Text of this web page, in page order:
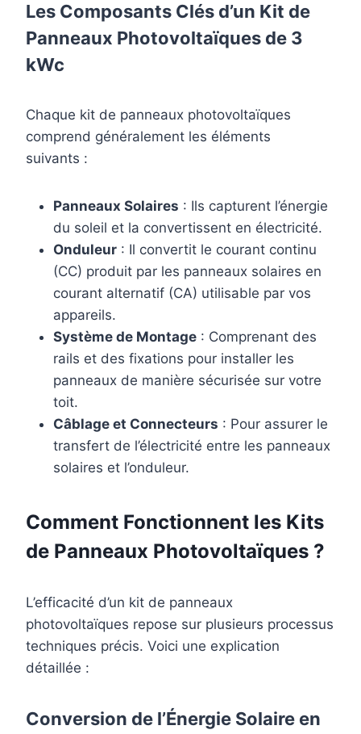
Les Composants Clés d’un Kit de
Panneaux Photovoltaïques de 3
kWc
Chaque kit de panneaux photovoltaïques
comprend généralement les éléments
suivants :
Panneaux Solaires : Ils capturent l’énergie
du soleil et la convertissent en électricité.
Onduleur : Il convertit le courant continu
(CC) produit par les panneaux solaires en
courant alternatif (CA) utilisable par vos
appareils.
Système de Montage : Comprenant des
rails et des fixations pour installer les
panneaux de manière sécurisée sur votre
toit.
Câblage et Connecteurs : Pour assurer le
transfert de l’électricité entre les panneaux
solaires et l’onduleur.
Comment Fonctionnent les Kits
de Panneaux Photovoltaïques ?
L’efficacité d’un kit de panneaux
photovoltaïques repose sur plusieurs processus
techniques précis. Voici une explication
détaillée :
Conversion de l’Énergie Solaire en